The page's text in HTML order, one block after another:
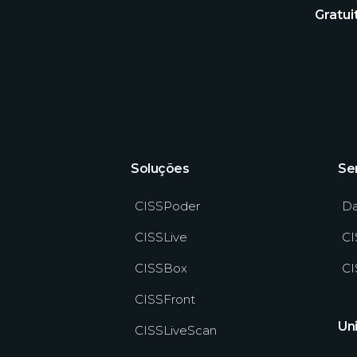
Soluções
CISSPoder
CISSLive
CISSBox
CISSFront
CISSLiveScan